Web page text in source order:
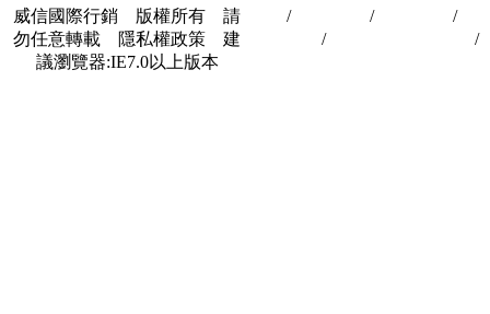
威信國際行銷 版權所有 請
勿任意轉載 隱私權政策 建
議瀏覽器:IE7.0以上版本
/ / /
/
/